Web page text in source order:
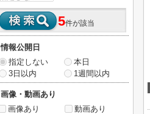
5件が該当
情報公開日
指定しない
本日
3日以内
1週間以内
画像・動画あり
画像あり
動画あり